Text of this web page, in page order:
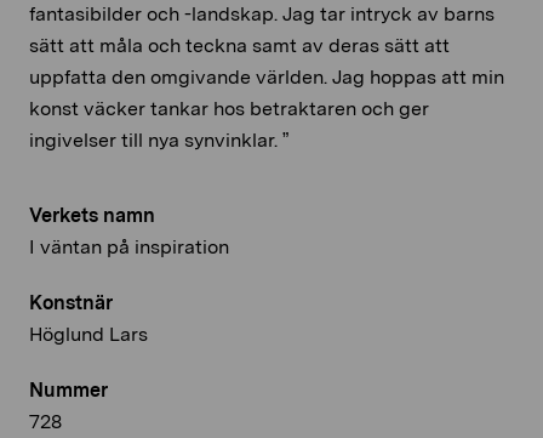
Verkets namn
I väntan på inspiration
Konstnär
Höglund Lars
Nummer
728
fantasibilder och -landskap. Jag tar intryck av barns
sätt att måla och teckna samt av deras sätt att
uppfatta den omgivande världen. Jag hoppas att min
konst väcker tankar hos betraktaren och ger
ingivelser till nya synvinklar. ”